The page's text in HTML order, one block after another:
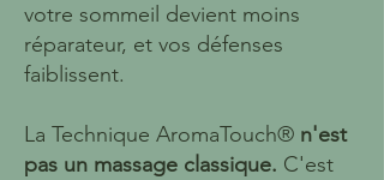
votre sommeil devient moins
réparateur, et vos défenses
faiblissent.
La Technique AromaTouch® n'est
pas un massage classique. C'est